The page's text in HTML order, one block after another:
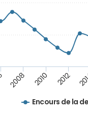
Encours de la
2008 2010 2012